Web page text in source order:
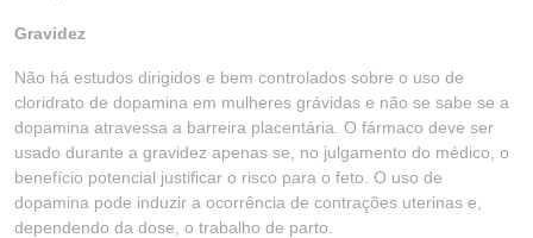
Gravidez
Não há estudos dirigidos e bem controlados sobre o uso de
cloridrato de dopamina em mulheres grávidas e não se sabe se a
dopamina atravessa a barreira placentária. O fármaco deve ser
usado durante a gravidez apenas se, no julgamento do médico, o
benefício potencial justificar o risco para o feto. O uso de
dopamina pode induzir a ocorrência de contrações uterinas e,
dependendo da dose, o trabalho de parto.